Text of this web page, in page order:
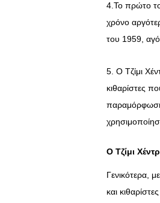
4.Το πρώτο
χρόνο
του 1959,
5. Ο Τζίμι
κιθαρίστες
παραμόρφωση
Ο Τζίμι
Γενικότερα,
και